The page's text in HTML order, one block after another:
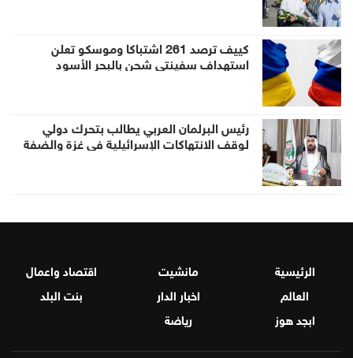
كييف ترصد 261 اشتباكا وموسكو تعلن
استهداف سفينتي شحن بالبحر الأسود
رئيس البرلمان العربي يطالب بتحرك دولي
لوقف الانتهاكات الإسرائيلية في غزة والضفة
الرئيسية مانشيت
اقتصاد واعمال
العالم
اخبار الدار
بنت البلد
ابجد هوز
رياضة